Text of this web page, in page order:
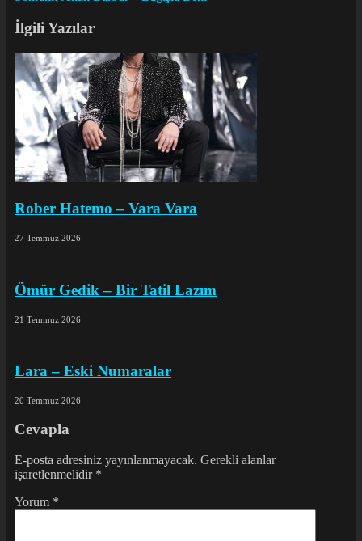
İlgili Yazılar
Rober Hatemo – Vara Vara
27 Temmuz 2026
Ömür Gedik – Bir Tatil Lazım
21 Temmuz 2026
Lara – Eski Numaralar
20 Temmuz 2026
Cevapla
E-posta adresiniz yayınlanmayacak. Gerekli alanlar
işaretlenmelidir *
Yorum *